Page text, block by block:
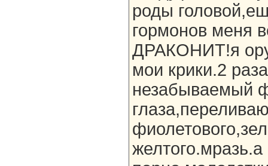
роды
гормонов меня
ДРАКОНИТ!я
мои крики.2
незабываемый